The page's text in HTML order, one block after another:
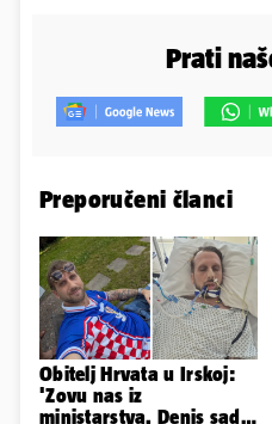
Prati
Preporučeni članci
Obitelj Hrvata u Irskoj:
'Zovu nas iz
ministarstva. Denis sada